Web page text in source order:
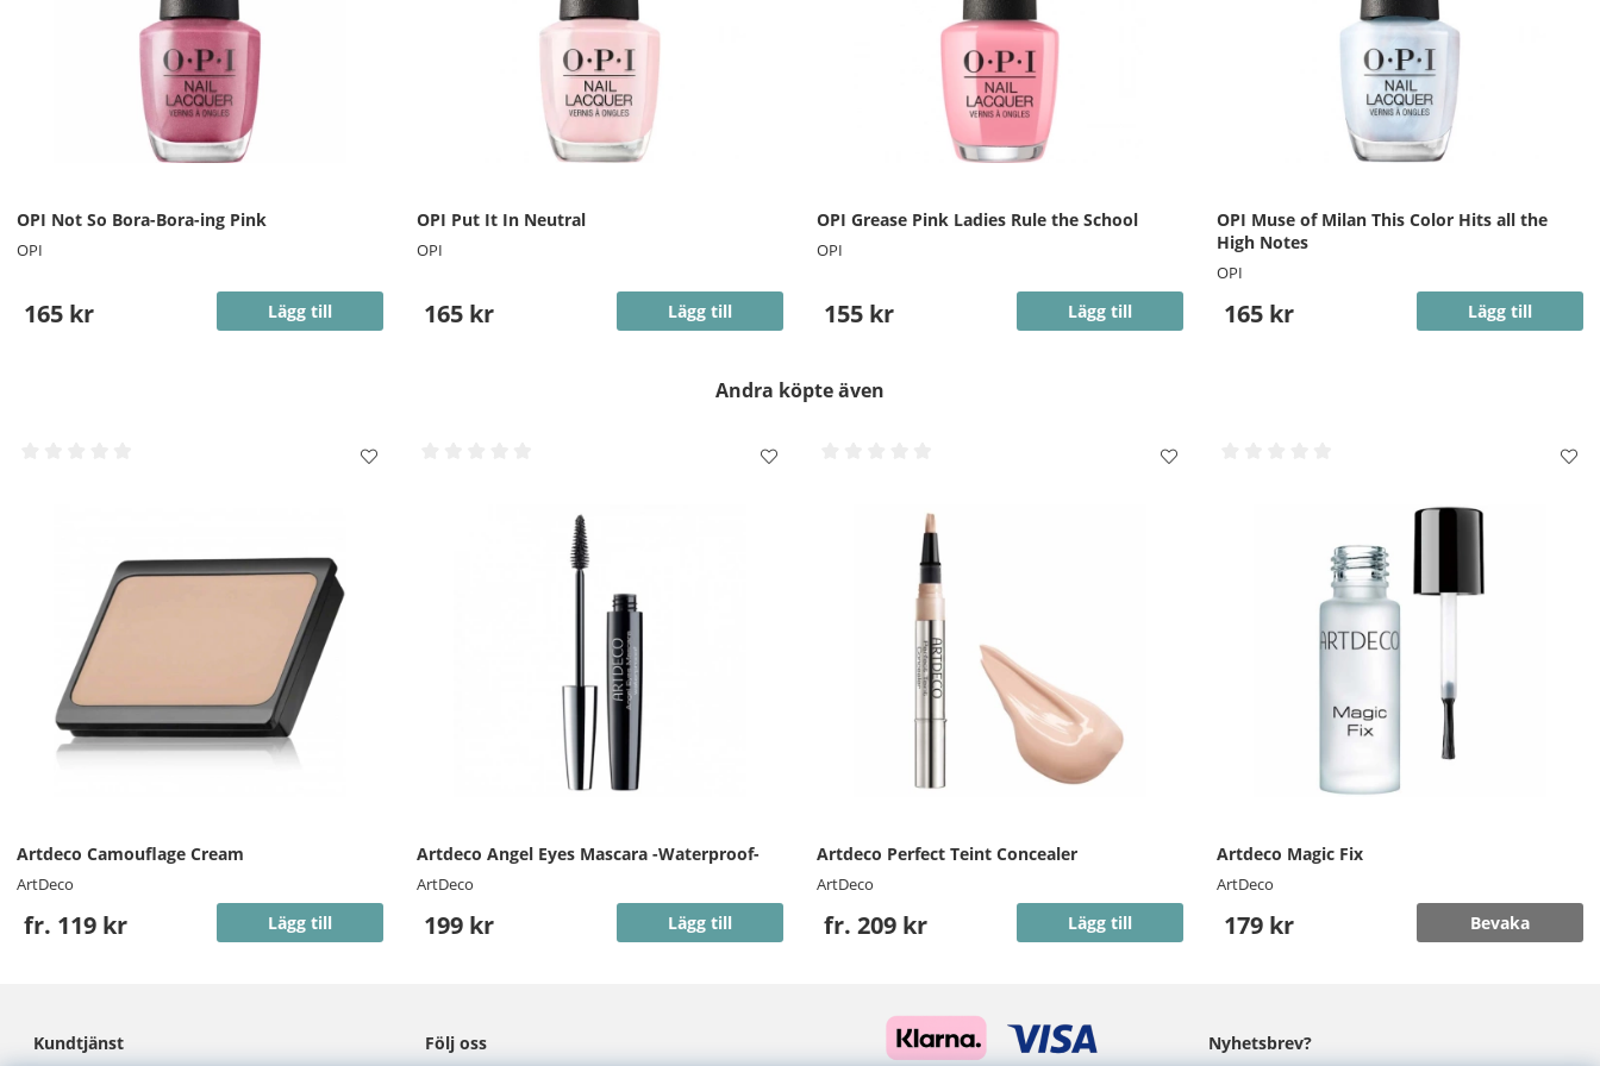
OPI Not So Bora-Bora-ing Pink
OPI
165 kr Lägg till
OPI Put It In Neutral
OPI
165 kr Lägg till
OPI Grease Pink Ladies Rule the School
OPI
155 kr Lägg till
OPI Muse of Milan This Color Hits all the
High Notes
OPI
165 kr Lägg till
Andra köpte även
Artdeco Camouflage Cream
ArtDeco
fr. 119 kr Lägg till
Artdeco Angel Eyes Mascara -Waterproof-
ArtDeco
199 kr Lägg till
Artdeco Perfect Teint Concealer
ArtDeco
fr. 209 kr Lägg till
Artdeco Magic Fix
ArtDeco
179 kr Bevaka
Kundtjänst Följ oss Nyhetsbrev?